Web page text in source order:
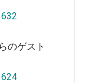
のゲスト